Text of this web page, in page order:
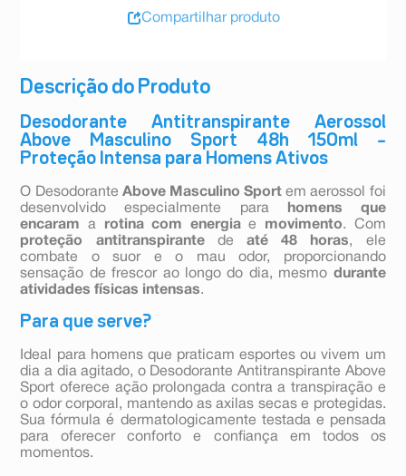
Descrição do Produto
Desodorante Antitranspirante Aerossol
Above Masculino Sport 48h 150ml –
Proteção Intensa para Homens Ativos
O Desodorante Above Masculino Sport em aerossol foi
desenvolvido especialmente para
homens que
encaram a rotina com energiae movimento. Com
proteção antitranspirantede até 48 horas, ele
combate o suor e o mau odor, proporcionando
sensação de frescor ao longo do dia, mesmo durante
atividades físicas intensas.
Para que serve?
Ideal para homens que praticam esportes ou vivem um
dia a dia agitado, o Desodorante Antitranspirante Above
Sport oferece ação prolongada contra a transpiração e
o odor corporal, mantendo as axilas secas e protegidas.
Sua fórmula é dermatologicamente testada e pensada
para oferecer conforto e confiança em todos os
momentos.
Compartilhar produto